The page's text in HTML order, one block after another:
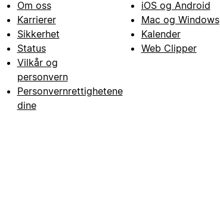
Om oss
Karrierer
Sikkerhet
Status
Vilkår og
personvern
Personvernrettighetene
dine
iOS og Android
Mac og Windows
Kalender
Web Clipper